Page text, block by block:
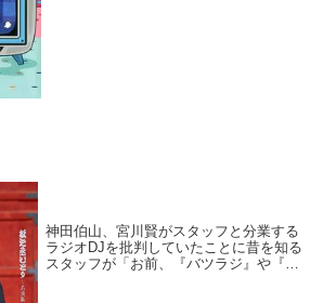
神田伯山、宮川賢がスタッフと分業する
ラジオDJを批判していたことに昔を知る
スタッフが「お前、『バツラジ』や『パ